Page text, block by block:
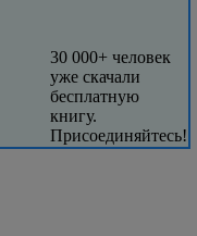
30 000+ человек
уже скачали
бесплатную
книгу.
Присоединяйтесь!